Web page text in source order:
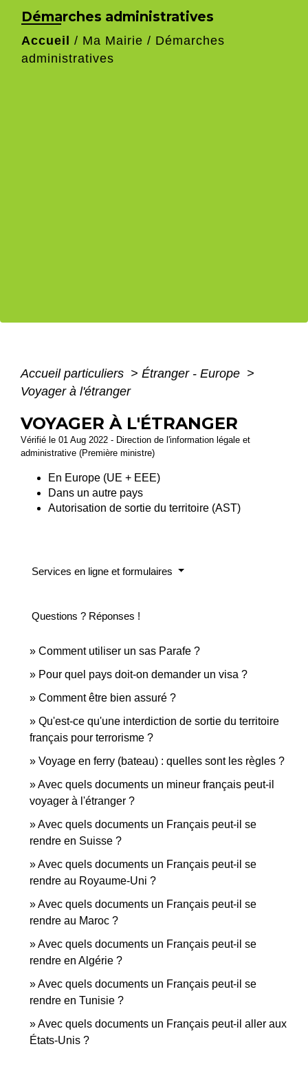
Démarches administratives
Accueil / Ma Mairie / Démarches
administratives
Accueil particuliers > Étranger - Europe >
Voyager à l'étranger
VOYAGER À L'ÉTRANGER
Vérifié le 01 Aug 2022 - Direction de l'information légale et
administrative (Première ministre)
En Europe (UE + EEE)
Dans un autre pays
Autorisation de sortie du territoire (AST)
Services en ligne et formulaires
Questions ? Réponses !
Comment utiliser un sas Parafe ?
Pour quel pays doit-on demander un visa ?
Comment être bien assuré ?
Qu'est-ce qu'une interdiction de sortie du territoire
français pour terrorisme ?
Voyage en ferry (bateau) : quelles sont les règles ?
Avec quels documents un mineur français peut-il
voyager à l'étranger ?
Avec quels documents un Français peut-il se
rendre en Suisse ?
Avec quels documents un Français peut-il se
rendre au Royaume-Uni ?
Avec quels documents un Français peut-il se
rendre au Maroc ?
Avec quels documents un Français peut-il se
rendre en Algérie ?
Avec quels documents un Français peut-il se
rendre en Tunisie ?
Avec quels documents un Français peut-il aller aux
États-Unis ?